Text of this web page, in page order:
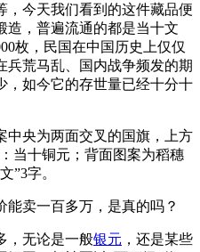
，今天我们看到的这件藏品便
造，普遍流通的都是当十文
枚，民国在中国历史上仅仅
兵荒马乱、国内战争频发的期
，如今它的存世量已经十分十
中央为两面交叉的国旗，上方
当十铜元；背面图案为稻穗
”3字。
卖一百多万，是真的吗？
无论是一般银元 ，还是某些